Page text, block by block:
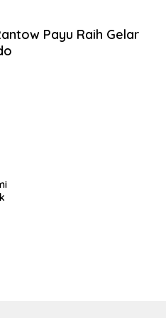
Payu Raih Gelar